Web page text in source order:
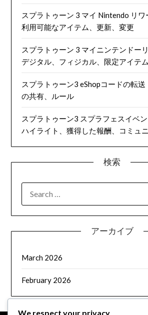
スプラトゥーン 3 マイ Nintendo リワ
利用可能なアイテム、更新、変更
スプラトゥーン 3 マイニンテンドー
デジタル、フィジカル、限定アイテム
スプラトゥーン3 eShopコードの転送
の共有、ルール
スプラトゥーン3 スプラフェスイベ
ハイライト、獲得した報酬、コミュ
検索
FOR:
アーカイブ
March 2026
February 2026
We respect your privacy